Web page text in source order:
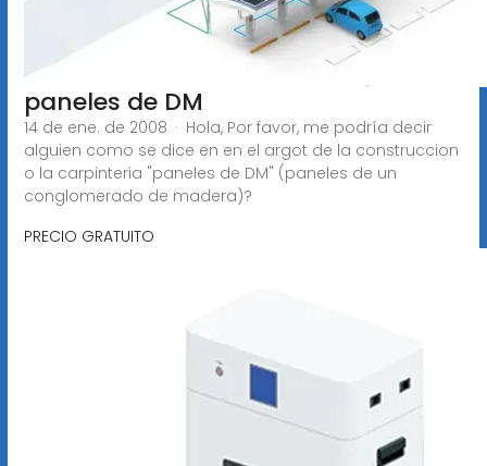
paneles de DM
14 de ene. de 2008 · Hola, Por favor, me podría decir
alguien como se dice en en el argot de la construccion
o la carpinteria "paneles de DM" (paneles de un
conglomerado de madera)?
PRECIO GRATUITO